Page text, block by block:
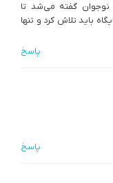
نوجوان گفته می‌شد تا
باید تلاش کرد و تنها
پاسخ
پاسخ